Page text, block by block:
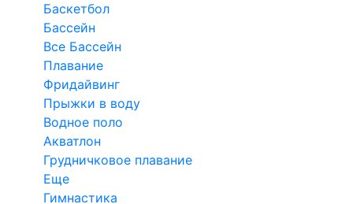
Баскетбол
Бассейн
Все Бассейн
Плавание
Фридайвинг
Прыжки в воду
Водное поло
Акватлон
Грудничковое плавание
Еще
Гимнастика